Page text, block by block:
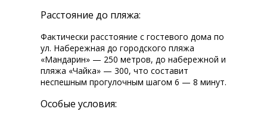
Расстояние до пляжа:
Фактически расстояние с гостевого дома по
ул. Набережная до городского пляжа
«Мандарин» — 250 метров, до набережной и
пляжа «Чайка» — 300, что составит
неспешным прогулочным шагом 6 — 8 минут.
Особые условия: